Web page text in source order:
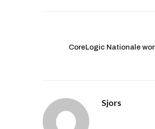
CoreLogic Nationale
Sjors